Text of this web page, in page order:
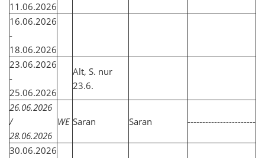
11.06.2026
16.06.2026
-
18.06.2026
23.06.2026
-
25.06.2026
Alt, S. nur
23.6.
26.06.2026
/
28.06.2026
WE Saran Saran -----------------------
30.06.2026